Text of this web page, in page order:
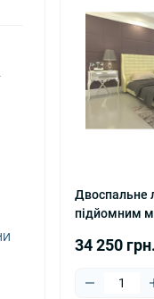
Двоспальне
підйомним
34 250 грн.